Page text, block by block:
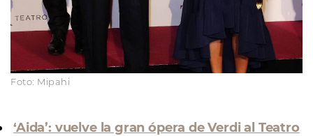
Foto: Mipahi
‘Aida’: vuelve la gran ópera de Verdi al Teatro